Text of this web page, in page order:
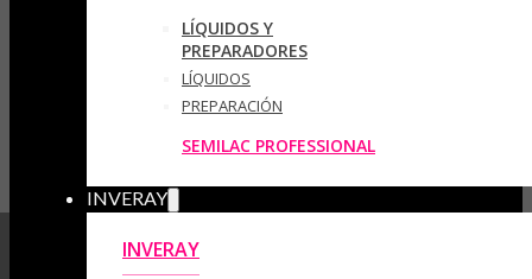
LÍQUIDOS Y
PREPARADORES
LÍQUIDOS
PREPARACIÓN
SEMILAC PROFESSIONAL
INVERAY
INVERAY